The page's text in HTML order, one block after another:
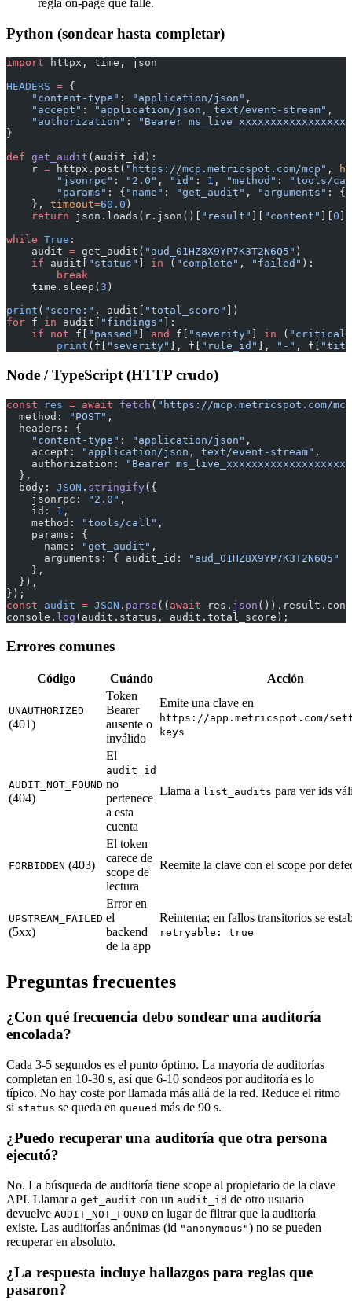
regla on-page que falle.
Python (sondear hasta completar)
import httpx, time, json
HEADERS = {
    "content-type"
: "application/json" ,
    "accept"
: "application/json, text/event-stream" ,
    "authorization"
:
"Bearer
}
def get_audit (audit_id):
    r
= httpx.post( "https://mcp.metricspot.com/mcp" ,
        "jsonrpc"
: "2.0" , "id" : 1 , "method" :
"tools/
        "params"
: { "name" : "get_audit" , "arguments" : {
    },
timeout=60.0 )
    return
json.loads(r.json()[ "result" "content" 0
while True :
    audit
= get_audit( "aud_01HZ8X9YP7K3T2N6Q5" )
    if
audit[ "status" in ( "complete" , "failed" ):
        break
    time.sleep(
3 )
print ( "score:" , audit[ "total_score"
])
for f in audit[ "findings"
]:
    if
not f[ "passed" and f[ "severity" in ( "critical"
        print
(f[ "severity" ], f[ "rule_id" ], "-" , f[
Node / TypeScript (HTTP crudo)
const res = await fetch ( "https://mcp.metricspot.com/
  method:
"POST" ,
  headers: {
    "content-type"
: "application/json" ,
    accept:
"application/json, text/event-stream" ,
    authorization:
"Bearer
  },
  body:
JSON . stringify({
    jsonrpc:
"2.0" ,
    id:
1 ,
    method:
"tools/call" ,
    params: {
      name:
"get_audit" ,
      arguments: { audit_id:
"aud_01HZ8X9YP7K3T2N6Q5"
    },
  }),
});
const audit = JSON . parse (( await res. json
console. log (audit.status, audit.total_score);
Errores comunes
Código Cuándo Acción
UNAUTHORIZED
(401)
Token
Bearer
ausente o
inválido
Emite una clave en
https://app.metricspot.com/
keys
AUDIT_NOT_FOUND
(404)
El
audit_id
no
pertenece
a esta
cuenta
Llama a list_audits para ver ids
FORBIDDEN (403)
El token
carece de
scope de
lectura
Reemite la clave con el scope por
UPSTREAM_FAILED
(5xx)
Error en
el
backend
de la app
Reintenta; en fallos transitorios se
retryable: true
Preguntas frecuentes
¿Con qué frecuencia debo sondear una auditoría
encolada?
Cada 3-5 segundos es el punto óptimo. La mayoría de auditorías
completan en 10-30 s, así que 6-10 sondeos por auditoría es lo
típico. No hay coste por llamada más allá de la red. Reduce el ritmo
si status se queda en queued más de 90 s.
¿Puedo recuperar una auditoría que otra persona
ejecutó?
No. La búsqueda de auditoría tiene scope al propietario de la clave
API. Llamar a get_audit con un audit_id de otro usuario
devuelve AUDIT_NOT_FOUND en lugar de filtrar que la auditoría
existe. Las auditorías anónimas (id "anonymous") no se pueden
recuperar en absoluto.
¿La respuesta incluye hallazgos para reglas que
pasaron?